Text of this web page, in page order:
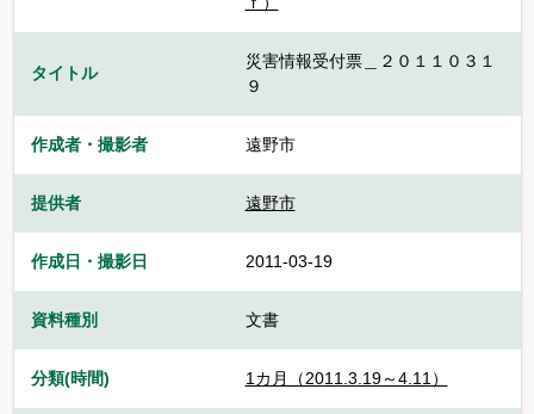
タイトル
災害情報受付票＿２０１１０３１
９
作成者・撮影者 遠野市
提供者 遠野市
作成日・撮影日 2011-03-19
資料種別 文書
分類(時間) 1カ月（2011.3.19～4.11）